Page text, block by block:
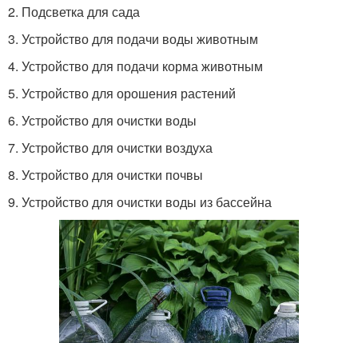
2. Подсветка для сада
3. Устройство для подачи воды животным
4. Устройство для подачи корма животным
5. Устройство для орошения растений
6. Устройство для очистки воды
7. Устройство для очистки воздуха
8. Устройство для очистки почвы
9. Устройство для очистки воды из бассейна